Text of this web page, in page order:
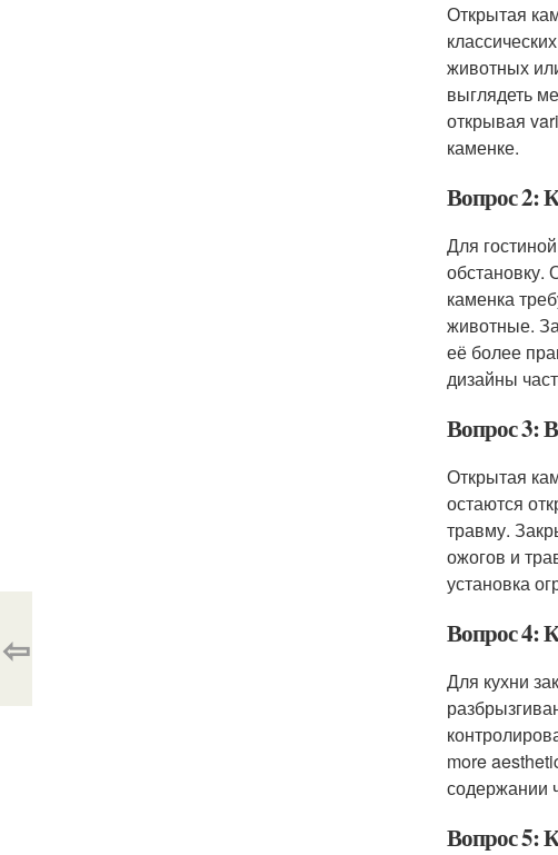
Открытая
животных
выглядеть
открывая
каменке.
Вопрос 2:
Для
обстановку.
каменка
животные.
её более
дизайны
Вопрос 3:
Открытая
остаются
травму.
ожогов и
установка
Вопрос 4:
Для кухни
more
содержании
Вопрос 5:
⇦